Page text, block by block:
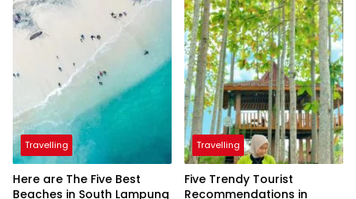
Travelling
Here are The Five Best
Beaches in South Lampung
Travelling
Five Trendy Tourist
Recommendations in